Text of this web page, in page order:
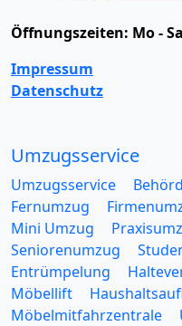
Öffnungszeiten: Mo -
Impressum
Datenschutz
Umzugsservice
Umzugsservice
Fernumzug
Mini Umzug
Seniorenumzug
Entrümpelung
Möbellift
Möbelmitfahrzentrale